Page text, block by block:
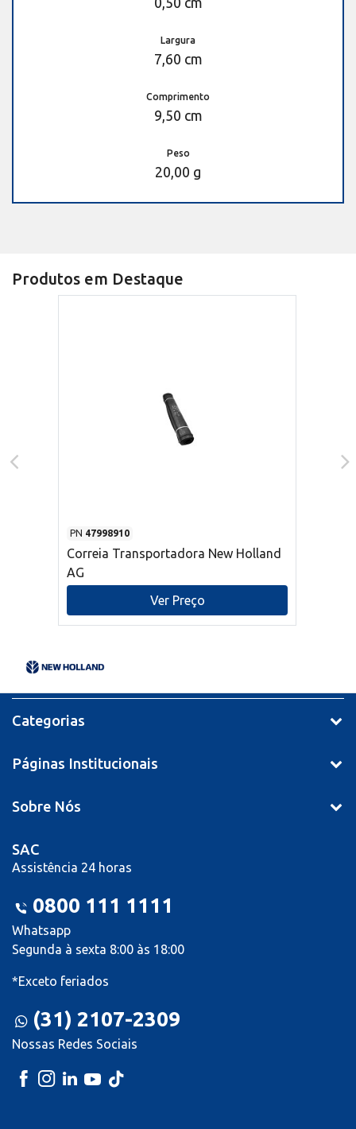
Largura
7,60 cm
Comprimento
9,50 cm
Peso
20,00 g
Produtos em Destaque
PN 47998910
Correia Transportadora New Holland
AG
Ver Preço
Categorias
Páginas Institucionais
Sobre Nós
SAC
Assistência 24 horas
0800 111 1111
Whatsapp
Segunda à sexta 8:00 às 18:00
*Exceto feriados
(31) 2107-2309
Nossas Redes Sociais